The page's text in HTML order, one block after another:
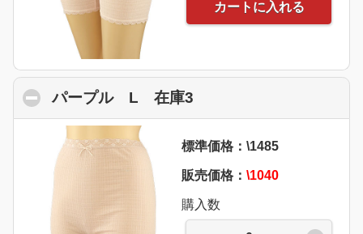
カートに入れる
パープル L 在庫3
標準価格：\1485
販売価格： \1040
購入数